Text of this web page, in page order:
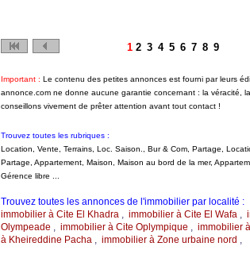
1 2 3 4 5 6 7 8 9
Important : Le contenu des petites annonces est fourni par leurs
annonce.com ne donne aucune garantie concernant : la véracité,
conseillons vivement de prêter attention avant tout contact !
Trouvez toutes les rubriques :
Location, Vente, Terrains, Loc. Saison., Bur & Com, Partage,
Partage, Appartement, Maison, Maison au bord de la mer,
Gérence libre ...
Trouvez toutes les annonces de l'immobilier par localité :
immobilier à Cite El Khadra, immobilier à Cite El Wafa,
Olympeade , immobilier à Cite Oplympique , immobilier
à Kheireddine Pacha, immobilier à Zone urbaine nord ,